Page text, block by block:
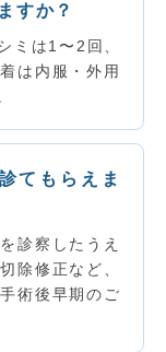
すか？
ミは1〜2回、
は内服・外用
てもらえま
診察したうえ
除修正など、
術後早期のご